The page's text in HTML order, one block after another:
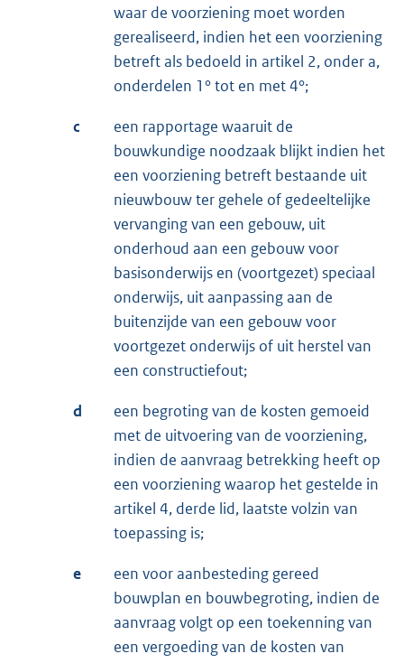
waar de voorziening moet worden
gerealiseerd, indien het een voorziening
betreft als bedoeld in artikel 2, onder a,
onderdelen 1° tot en met 4°;
c
een rapportage waaruit de
bouwkundige noodzaak blijkt indien het
een voorziening betreft bestaande uit
nieuwbouw ter gehele of gedeeltelijke
vervanging van een gebouw, uit
onderhoud aan een gebouw voor
basisonderwijs en (voortgezet) speciaal
onderwijs, uit aanpassing aan de
buitenzijde van een gebouw voor
voortgezet onderwijs of uit herstel van
een constructiefout;
d
een begroting van de kosten gemoeid
met de uitvoering van de voorziening,
indien de aanvraag betrekking heeft op
een voorziening waarop het gestelde in
artikel 4, derde lid, laatste volzin van
toepassing is;
e
een voor aanbesteding gereed
bouwplan en bouwbegroting, indien de
aanvraag volgt op een toekenning van
een vergoeding van de kosten van